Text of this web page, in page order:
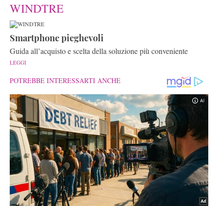
WINDTRE
Smartphone pieghevoli
Guida all’acquisto e scelta della soluzione più conveniente
LEGGI